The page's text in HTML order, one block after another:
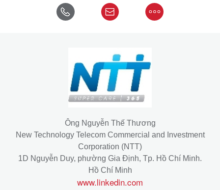
Ông Nguyễn Thế Thương
New Technology Telecom Commercial and Investment
Corporation (NTT)
1D Nguyễn Duy, phường Gia Định, Tp. Hồ Chí Minh.
Hồ Chí Minh
www.linkedin.com